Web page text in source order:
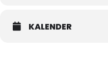
KALENDER